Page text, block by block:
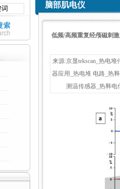
脑部肌电仪
低频/高频重复经颅磁刺
来源:京显tekscan_热电
器应用_热电堆 电路_热
测温传感器_热释电